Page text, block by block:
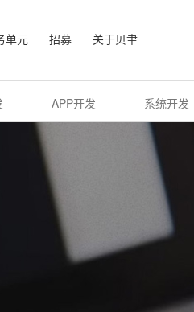
单元 招募 关于贝聿
APP开发 系统开发